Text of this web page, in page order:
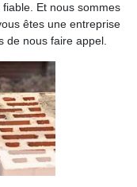
Et nous sommes
êtes une entreprise
de nous faire appel.